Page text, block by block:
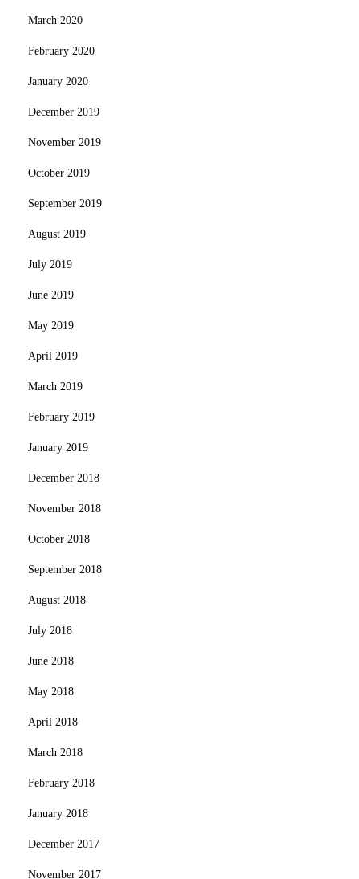
March 2020
February 2020
January 2020
December 2019
November 2019
October 2019
September 2019
August 2019
July 2019
June 2019
May 2019
April 2019
March 2019
February 2019
January 2019
December 2018
November 2018
October 2018
September 2018
August 2018
July 2018
June 2018
May 2018
April 2018
March 2018
February 2018
January 2018
December 2017
November 2017